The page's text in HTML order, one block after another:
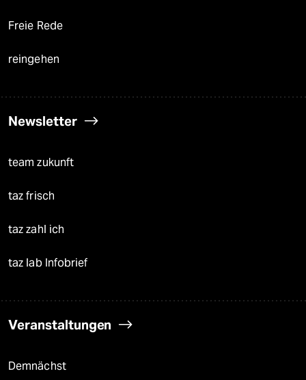
Freie Rede
reingehen
Newsletter
team zukunft
taz frisch
taz zahl ich
taz lab Infobrief
Veranstaltungen
Demnächst